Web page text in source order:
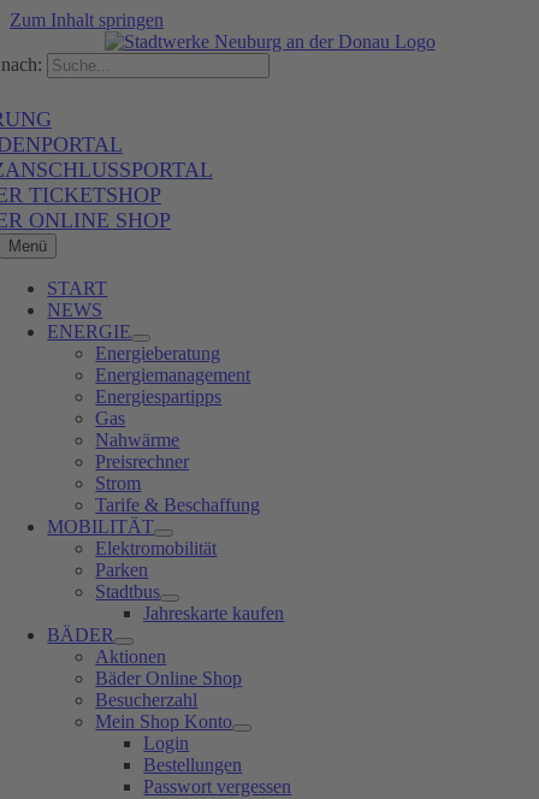
Zum Inhalt springen
TICKETSHOP
ONLINE SHOP
Menü
START
NEWS
ENERGIE
Energieberatung
Energiemanagement
Energiespartipps
Gas
Nahwärme
Preisrechner
Strom
Tarife & Beschaffung
MOBILITÄT
Elektromobilität
Parken
Stadtbus
Jahreskarte kaufen
BÄDER
Aktionen
Bäder Online Shop
Besucherzahl
Mein Shop Konto
Login
Bestellungen
Passwort vergessen